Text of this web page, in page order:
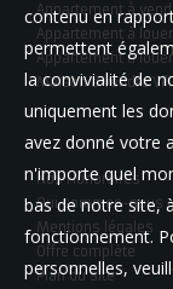
Appartement à
Appartement à
Appartement à
Maison à vendre
Nos Honoraires
Qui sommes-nous
Mentions légales
Offre complète
Plan du site
contenu en
permettent
la convivialité de
uniquement les
avez donné votre
n'importe quel
bas de notre site,
fonctionnement.
personnelles,